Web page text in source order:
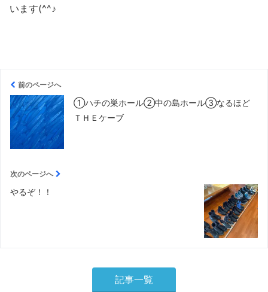
います(^^♪
前のページへ
①ハチの巣ホール②中の島ホール③なるほど
ＴＨＥケーブ
次のページへ
やるぞ！！
記事一覧